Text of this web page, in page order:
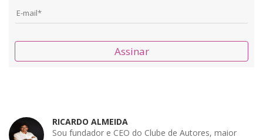
Assinar
RICARDO ALMEIDA
Sou fundador e CEO do Clube de Autores, maior